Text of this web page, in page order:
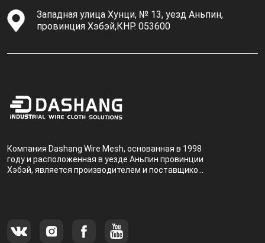
Западная улица Хунци, № 13, уезд Аньпин,
провинция Хэбэй,КНР. 053600
Компания Dashang Wire Mesh, основанная в 1998
году и расположенная в уезде Аньпин провинции
Хэбэй, является производителем и поставщиком,